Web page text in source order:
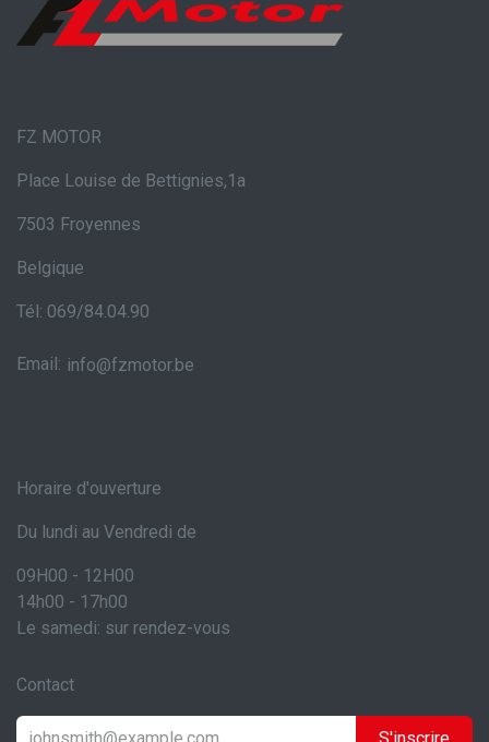
FZ MOTOR
Place Louise de Bettignies,1a
7503 Froyennes
Belgique
Tél: 069/84.04.90
Email: info@fzmotor.be
Horaire d'ouverture
Du lundi au Vendredi de
09H00 - 12H00
14h00 - 17h00
Le samedi: sur rendez-vous
Contact